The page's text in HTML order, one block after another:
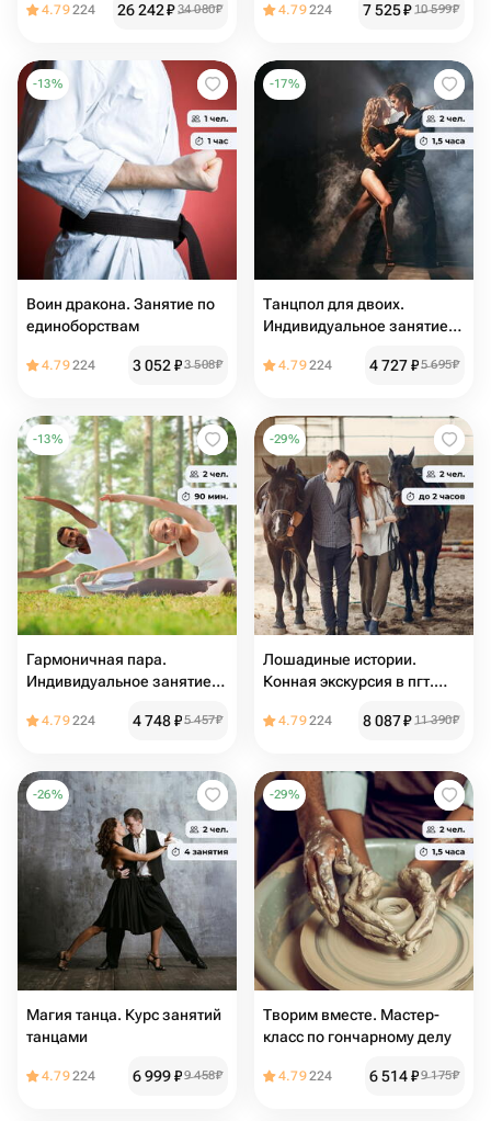
4.79224 26 242₽ 34 080₽ 4.79224 7 525₽ 10 599₽
-13%
Воин дракона. Занятие по
единоборствам
4.79224 3 052₽3 508₽
-17%
Танцпол для двоих.
Индивидуальное занятие
4.79224 4 727₽5 695₽
-13%
Гармоничная пара.
Индивидуальное занятие
4.79224 4 748₽5 457₽
-29%
Лошадиные истории.
Конная экскурсия в пгт.
4.79224 8 087₽ 11 390₽
-26%
Магия танца. Курс занятий
танцами
4.79224 6 999₽9 458₽
-29%
Творим вместе. Мастер-
класс по гончарному делу
4.79224 6 514₽9 175₽